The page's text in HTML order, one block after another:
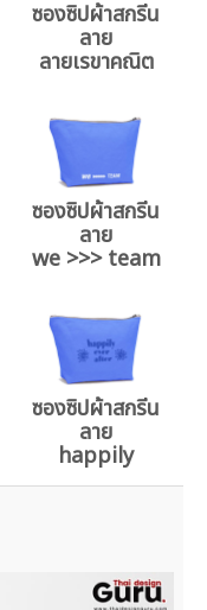
ซองซิปผ้าสกรีน
ลาย
ลายเรขาคณิต
ซองซิปผ้าสกรีน
ลาย
we >>> team
ซองซิปผ้าสกรีน
ลาย
happily